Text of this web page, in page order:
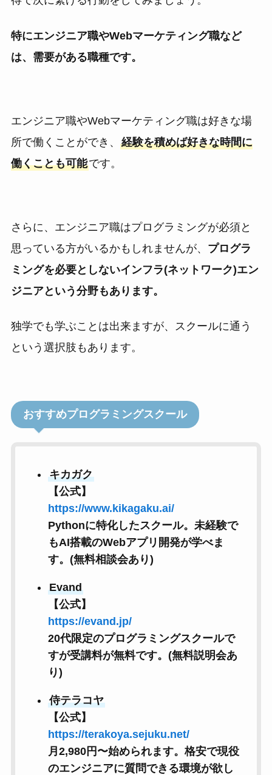
特にエンジニア職やWebマーケティング職など
は、需要がある職種です。
エンジニア職やWebマーケティング職は好きな場
所で働くことができ、 経験を積めば好きな時間に
働くことも可能です。
さらに、エンジニア職はプログラミングが必須と
思っている方がいるかもしれませんが、 プログラ
ミングを必要としないインフラ(ネットワーク)エン
ジニアという分野もあります。
独学でも学ぶことは出来ますが、スクールに通う
という選択肢もあります。
おすすめプログラミングスクール
キカガク
【公式】
https://www.kikagaku.ai/
Pythonに特化したスクール。未経験で
もAI搭載のWebアプリ開発が学べま
す。(無料相談会あり)
Evand
【公式】
https://evand.jp/
20代限定のプログラミングスクールで
すが受講料が無料です。(無料説明会あ
り)
侍テラコヤ
【公式】
https://terakoya.sejuku.net/
月2,980円〜始められます。格安で現役
のエンジニアに質問できる環境が欲し